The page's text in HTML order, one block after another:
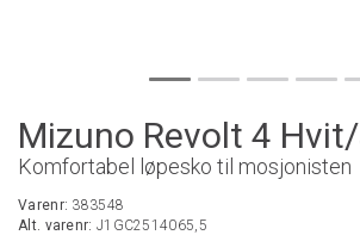
Mizuno Revolt 4
Komfortabel løpesko til mosjonisten
Varenr: 383548
Alt. varenr: J1GC2514065,5